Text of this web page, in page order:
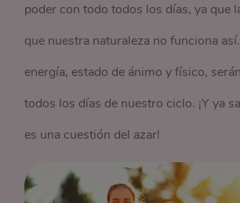
poder con todo todos los días, ya que
que nuestra naturaleza no funciona
energía, estado de ánimo y físico,
todos los días de nuestro ciclo. ¡Y ya
es una cuestión del azar!